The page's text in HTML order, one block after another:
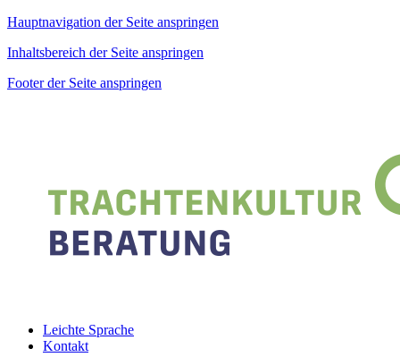
Hauptnavigation der Seite anspringen
Inhaltsbereich der Seite anspringen
Footer der Seite anspringen
Leichte Sprache
Kontakt